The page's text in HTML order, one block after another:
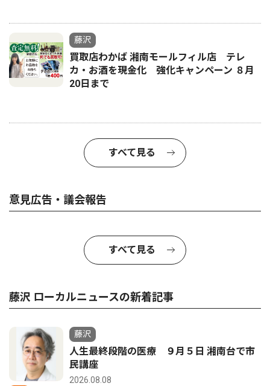
藤沢
買取店わかば 湘南モールフィル店 テレ
カ・お酒を現金化 強化キャンペーン ８月
20日まで
すべて見る
意見広告・議会報告
すべて見る
藤沢 ローカルニュースの新着記事
藤沢
人生最終段階の医療 ９月５日 湘南台で市
民講座
2026.08.08